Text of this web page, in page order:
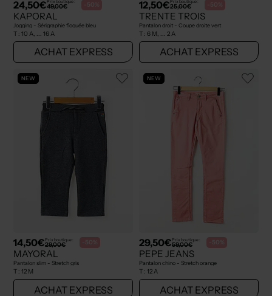
24,50€Prix boutique :
49,00€ -50%
KAPORAL
Jogging - Sérigraphie floquée bleu
T : 10 A, ... 16 A
ACHAT EXPRESS
12,50€Prix boutique :
25,00€ -50%
TRENTE TROIS
Pantalon droit - Coupe droite vert
T : 6 M, ... 2 A
ACHAT EXPRESS
NEW
14,50€Prix boutique :
29,00€ -50%
MAYORAL
Pantalon slim - Stretch gris
T : 12 M
ACHAT EXPRESS
NEW
29,50€Prix boutique :
59,00€ -50%
PEPE JEANS
Pantalon chino - Stretch orange
T : 12 A
ACHAT EXPRESS